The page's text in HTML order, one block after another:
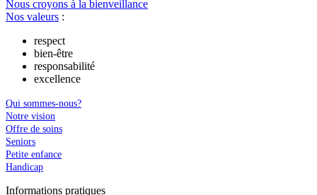
Nous croyons à la bienveillance
Nos valeurs :
respect
bien-être
responsabilité
excellence
Qui sommes-nous?
Notre vision
Offre de soins
Seniors
Petite enfance
Handicap
Informations pratiques